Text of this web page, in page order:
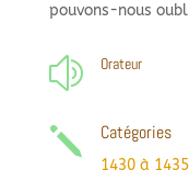
pouvons-nous
z Orateur
j Catégories
1430 à 1435